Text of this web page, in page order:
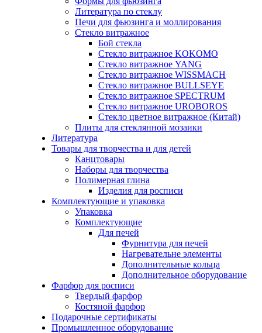
Литература по стеклу
Печи для фьюзинга и моллирования
Стекло витражное
Бой стекла
Стекло витражное KOKOMO
Стекло витражное YANG
Стекло витражное WISSMACH
Стекло витражное BULLSEYE
Стекло витражное SPECTRUM
Стекло витражное UROBOROS
Стекло цветное витражное (Китай)
Плиты для стеклянной мозаики
Литература
Товары для творчества и для детей
Канцтовары
Наборы для творчества
Полимерная глина
Изделия для росписи
Комплектующие и упаковка
Упаковка
Комплектующие
Для печей
Фурнитура для печей
Нагревательне элементы
Дополнительные кольца
Дополнительное оборудование
Фарфор для росписи
Твердый фарфор
Костяной фарфор
Подарочные сертификаты
Промышленное оборудование